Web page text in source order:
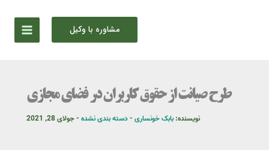
مشاوره با وکیل
طرح صیانت از حقوق کاربران در فضای مجازی
نویسنده: بابک خونساری -دسته بندی نشده -جولای 28, 2021